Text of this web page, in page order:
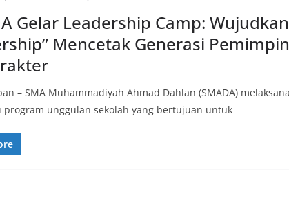
Gelar Leadership Camp:
Mencetak Generasi
– SMA Muhammadiyah Ahmad Dahlan (SMADA)
program unggulan sekolah yang bertujuan untuk